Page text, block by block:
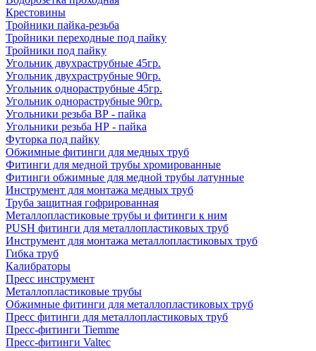
Крестовины
Тройники пайка-резьба
Тройники переходные под пайку
Тройники под пайку
Угольник двухраструбные 45гр.
Угольник двухраструбные 90гр.
Угольник однораструбные 45гр.
Угольник однораструбные 90гр.
Угольники резьба ВР - пайка
Угольники резьба НР - пайка
Футорка под пайку
Обжимные фитинги для медных труб
Фитинги для медной трубы хромированные
Фитинги обжимные для медной трубы латунные
Инструмент для монтажа медных труб
Труба защитная гофрированная
Металлопластиковые трубы и фитинги к ним
PUSH фитинги для металлопластиковых труб
Инструмент для монтажа металлопластиковых труб
Гибка труб
Калибраторы
Пресс инструмент
Металлопластиковые трубы
Обжимные фитинги для металлопластиковых труб
Пресс фитинги для металлопластиковых труб
Пресс-фитинги Tiemme
Пресс-фитинги Valtec